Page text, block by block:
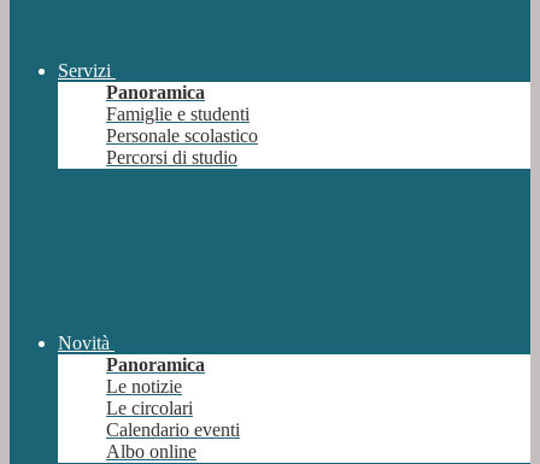
Servizi
Panoramica
Famiglie e studenti
Personale scolastico
Percorsi di studio
Novità
Panoramica
Le notizie
Le circolari
Calendario eventi
Albo online